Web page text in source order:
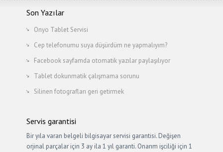
Son Yazılar
Onyo Tablet Servisi
Cep telefonumu suya düşürdüm ne yapmalıyım?
Facebook sayfamda otomatik yazılar paylaşılıyor
Tablet dokunmatik çalışmama sorunu
Silinen fotografları geri getirmek
Servis garantisi
Bir yıla varan belgeli bilgisayar servisi garantisi. Değişen
orjinal parçalar için 3 ay ila 1 yıl garanti. Onarım işciliği için 1